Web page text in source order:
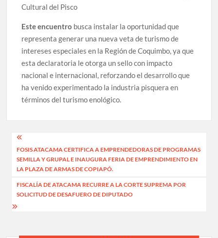
Cultural del Pisco
Este encuentro busca instalar la oportunidad que
representa generar una nueva veta de turismo de
intereses especiales en la Región de Coquimbo, ya que
esta declaratoria le otorga un sello con impacto
nacional e internacional, reforzando el desarrollo que
ha venido experimentado la industria pisquera en
términos del turismo enológico.
Navegación
de
entradas
FOSIS ATACAMA CERTIFICA A EMPRENDEDORAS DE PROGRAMAS
SEMILLA Y GRUPAL E INAUGURA FERIA DE EMPRENDIMIENTO EN
LA PLAZA DE ARMAS DE COPIAPÓ.
FISCALÍA DE ATACAMA RECURRE A LA CORTE SUPREMA POR
SOLICITUD DE DESAFUERO DE DIPUTADO